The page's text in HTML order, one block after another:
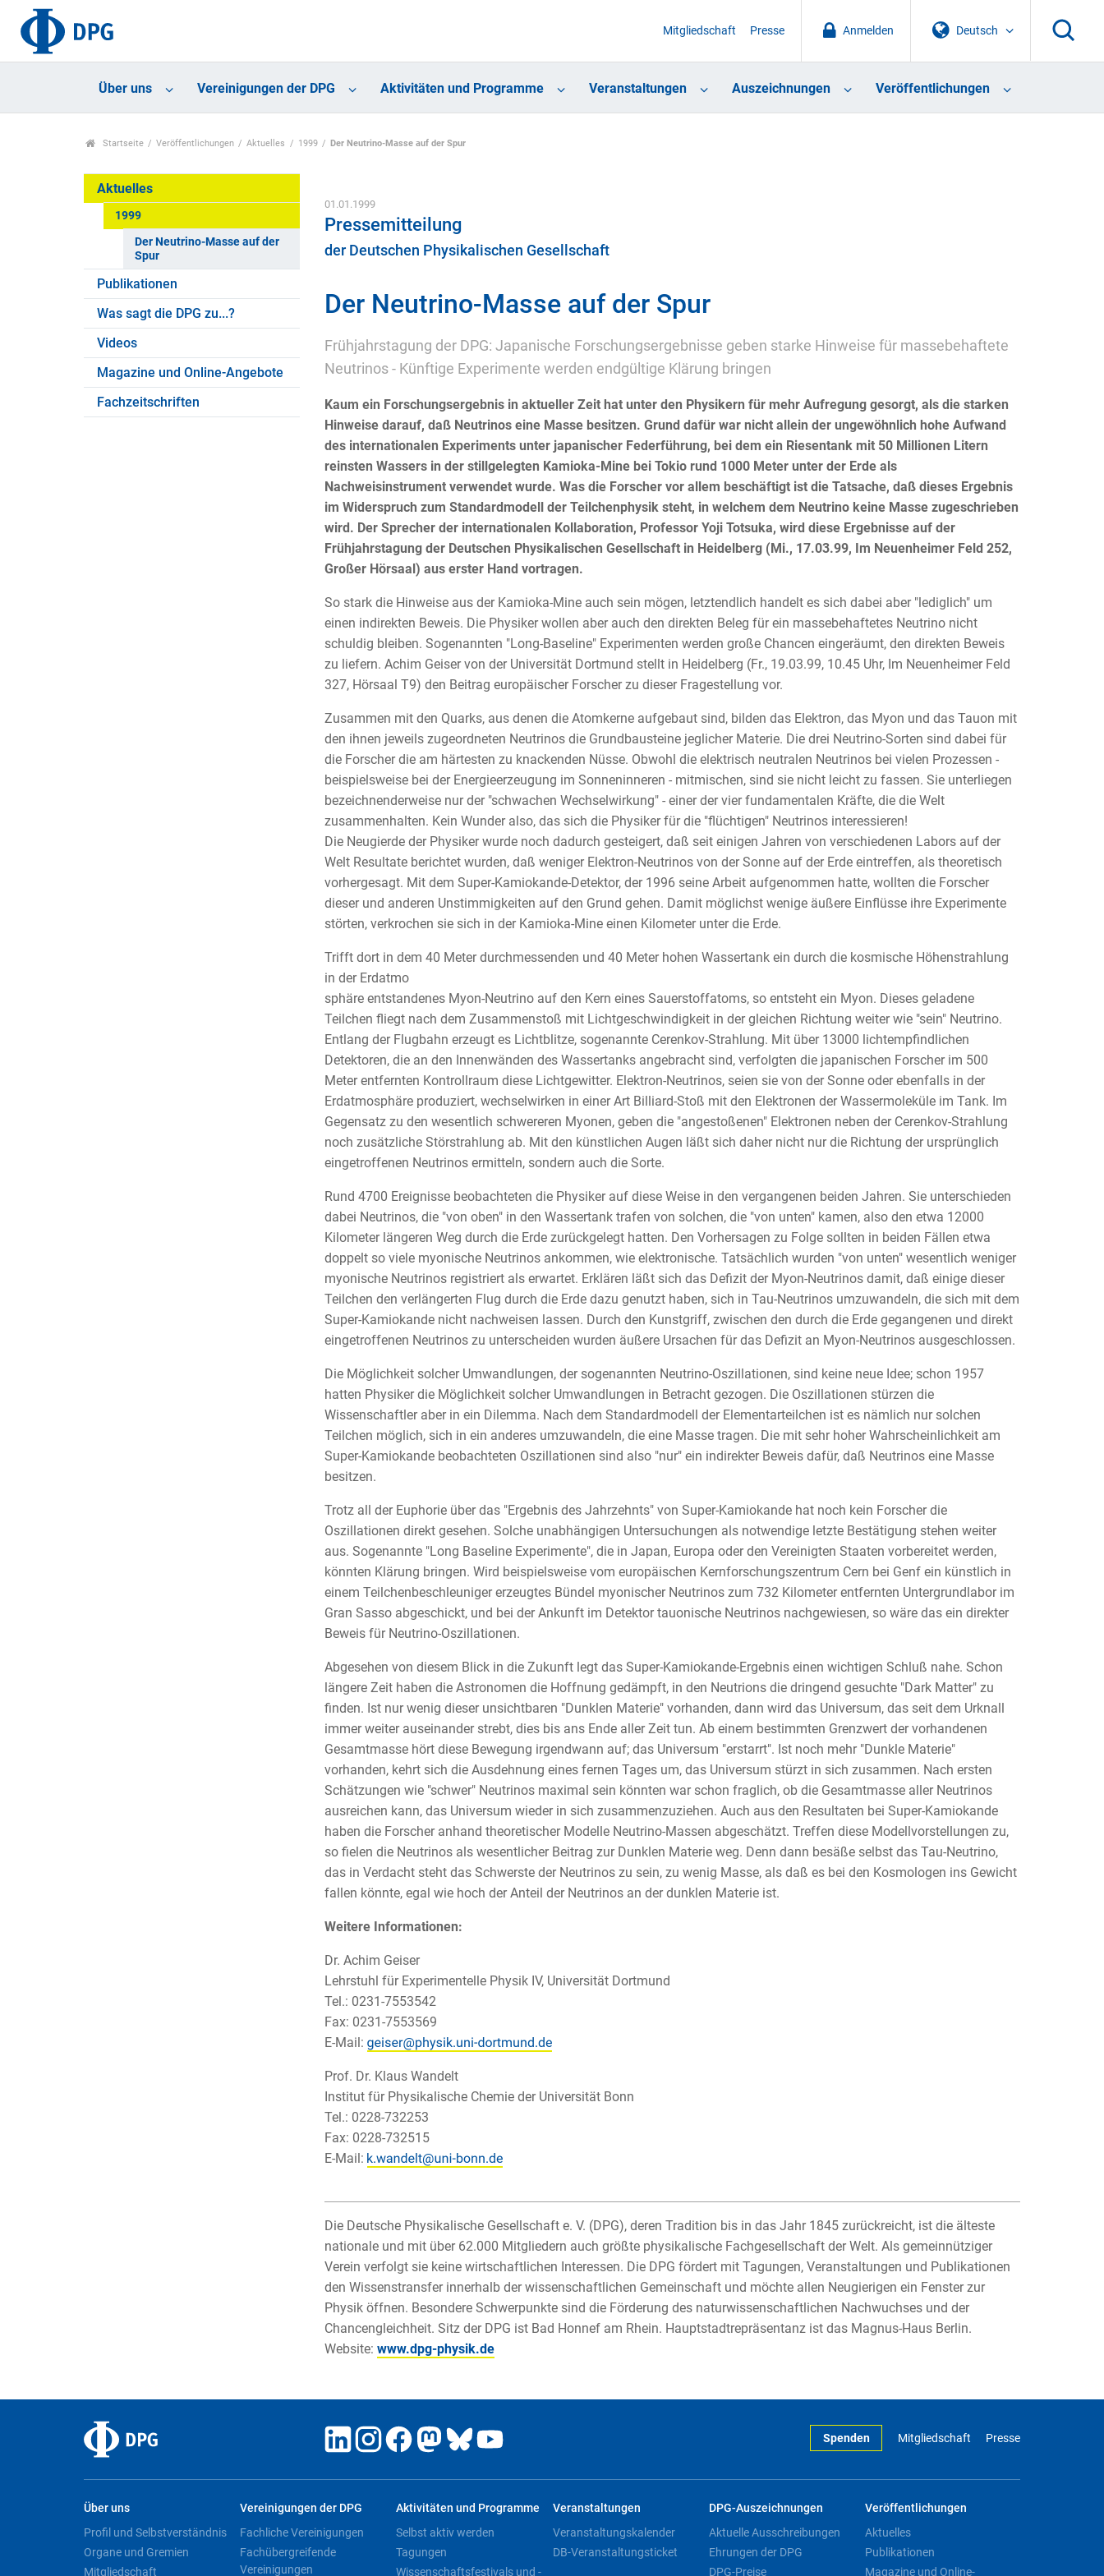
Deutsch
Anmelden
Mitgliedschaft Presse
Über uns Vereinigungen der DPG Aktivitäten und Programme Veranstaltungen Auszeichnungen Veröffentlichungen
Startseite Veröffentlichungen Aktuelles 1999 Der Neutrino-Masse auf der Spur
Aktuelles
1999
Der Neutrino-Masse auf der
Spur
Publikationen
Was sagt die DPG zu...?
Videos
Magazine und Online-Angebote
Fachzeitschriften
01.01.1999
Pressemitteilung
der Deutschen Physikalischen Gesellschaft
Der Neutrino-Masse auf der Spur
Frühjahrstagung der DPG: Japanische Forschungsergebnisse geben starke Hinweise für massebehaftete
Neutrinos - Künftige Experimente werden endgültige Klärung bringen
Kaum ein Forschungsergebnis in aktueller Zeit hat unter den Physikern für mehr Aufregung gesorgt, als die starken
Hinweise darauf, daß Neutrinos eine Masse besitzen. Grund dafür war nicht allein der ungewöhnlich hohe Aufwand
des internationalen Experiments unter japanischer Federführung, bei dem ein Riesentank mit 50 Millionen Litern
reinsten Wassers in der stillgelegten Kamioka-Mine bei Tokio rund 1000 Meter unter der Erde als
Nachweisinstrument verwendet wurde. Was die Forscher vor allem beschäftigt ist die Tatsache, daß dieses Ergebnis
im Widerspruch zum Standardmodell der Teilchenphysik steht, in welchem dem Neutrino keine Masse zugeschrieben
wird. Der Sprecher der internationalen Kollaboration, Professor Yoji Totsuka, wird diese Ergebnisse auf der
Frühjahrstagung der Deutschen Physikalischen Gesellschaft in Heidelberg (Mi., 17.03.99, Im Neuenheimer Feld 252,
Großer Hörsaal) aus erster Hand vortragen.
So stark die Hinweise aus der Kamioka-Mine auch sein mögen, letztendlich handelt es sich dabei aber "lediglich" um
einen indirekten Beweis. Die Physiker wollen aber auch den direkten Beleg für ein massebehaftetes Neutrino nicht
schuldig bleiben. Sogenannten "Long-Baseline" Experimenten werden große Chancen eingeräumt, den direkten Beweis
zu liefern. Achim Geiser von der Universität Dortmund stellt in Heidelberg (Fr., 19.03.99, 10.45 Uhr, Im Neuenheimer Feld
327, Hörsaal T9) den Beitrag europäischer Forscher zu dieser Fragestellung vor.
Zusammen mit den Quarks, aus denen die Atomkerne aufgebaut sind, bilden das Elektron, das Myon und das Tauon mit
den ihnen jeweils zugeordneten Neutrinos die Grundbausteine jeglicher Materie. Die drei Neutrino-Sorten sind dabei für
die Forscher die am härtesten zu knackenden Nüsse. Obwohl die elektrisch neutralen Neutrinos bei vielen Prozessen -
beispielsweise bei der Energieerzeugung im Sonneninneren - mitmischen, sind sie nicht leicht zu fassen. Sie unterliegen
bezeichnenderweise nur der "schwachen Wechselwirkung" - einer der vier fundamentalen Kräfte, die die Welt
zusammenhalten. Kein Wunder also, das sich die Physiker für die "flüchtigen" Neutrinos interessieren!
Die Neugierde der Physiker wurde noch dadurch gesteigert, daß seit einigen Jahren von verschiedenen Labors auf der
Welt Resultate berichtet wurden, daß weniger Elektron-Neutrinos von der Sonne auf der Erde eintreffen, als theoretisch
vorhergesagt. Mit dem Super-Kamiokande-Detektor, der 1996 seine Arbeit aufgenommen hatte, wollten die Forscher
dieser und anderen Unstimmigkeiten auf den Grund gehen. Damit möglichst wenige äußere Einflüsse ihre Experimente
störten, verkrochen sie sich in der Kamioka-Mine einen Kilometer unter die Erde.
Trifft dort in dem 40 Meter durchmessenden und 40 Meter hohen Wassertank ein durch die kosmische Höhenstrahlung
in der Erdatmo
sphäre entstandenes Myon-Neutrino auf den Kern eines Sauerstoffatoms, so entsteht ein Myon. Dieses geladene
Teilchen fliegt nach dem Zusammenstoß mit Lichtgeschwindigkeit in der gleichen Richtung weiter wie "sein" Neutrino.
Entlang der Flugbahn erzeugt es Lichtblitze, sogenannte Cerenkov-Strahlung. Mit über 13000 lichtempfindlichen
Detektoren, die an den Innenwänden des Wassertanks angebracht sind, verfolgten die japanischen Forscher im 500
Meter entfernten Kontrollraum diese Lichtgewitter. Elektron-Neutrinos, seien sie von der Sonne oder ebenfalls in der
Erdatmosphäre produziert, wechselwirken in einer Art Billiard-Stoß mit den Elektronen der Wassermoleküle im Tank. Im
Gegensatz zu den wesentlich schwereren Myonen, geben die "angestoßenen" Elektronen neben der Cerenkov-Strahlung
noch zusätzliche Störstrahlung ab. Mit den künstlichen Augen läßt sich daher nicht nur die Richtung der ursprünglich
eingetroffenen Neutrinos ermitteln, sondern auch die Sorte.
Rund 4700 Ereignisse beobachteten die Physiker auf diese Weise in den vergangenen beiden Jahren. Sie unterschieden
dabei Neutrinos, die "von oben" in den Wassertank trafen von solchen, die "von unten" kamen, also den etwa 12000
Kilometer längeren Weg durch die Erde zurückgelegt hatten. Den Vorhersagen zu Folge sollten in beiden Fällen etwa
doppelt so viele myonische Neutrinos ankommen, wie elektronische. Tatsächlich wurden "von unten" wesentlich weniger
myonische Neutrinos registriert als erwartet. Erklären läßt sich das Defizit der Myon-Neutrinos damit, daß einige dieser
Teilchen den verlängerten Flug durch die Erde dazu genutzt haben, sich in Tau-Neutrinos umzuwandeln, die sich mit dem
Super-Kamiokande nicht nachweisen lassen. Durch den Kunstgriff, zwischen den durch die Erde gegangenen und direkt
eingetroffenen Neutrinos zu unterscheiden wurden äußere Ursachen für das Defizit an Myon-Neutrinos ausgeschlossen.
Die Möglichkeit solcher Umwandlungen, der sogenannten Neutrino-Oszillationen, sind keine neue Idee; schon 1957
hatten Physiker die Möglichkeit solcher Umwandlungen in Betracht gezogen. Die Oszillationen stürzen die
Wissenschaftler aber in ein Dilemma. Nach dem Standardmodell der Elementarteilchen ist es nämlich nur solchen
Teilchen möglich, sich in ein anderes umzuwandeln, die eine Masse tragen. Die mit sehr hoher Wahrscheinlichkeit am
Super-Kamiokande beobachteten Oszillationen sind also "nur" ein indirekter Beweis dafür, daß Neutrinos eine Masse
besitzen.
Trotz all der Euphorie über das "Ergebnis des Jahrzehnts" von Super-Kamiokande hat noch kein Forscher die
Oszillationen direkt gesehen. Solche unabhängigen Untersuchungen als notwendige letzte Bestätigung stehen weiter
aus. Sogenannte "Long Baseline Experimente", die in Japan, Europa oder den Vereinigten Staaten vorbereitet werden,
könnten Klärung bringen. Wird beispielsweise vom europäischen Kernforschungszentrum Cern bei Genf ein künstlich in
einem Teilchenbeschleuniger erzeugtes Bündel myonischer Neutrinos zum 732 Kilometer entfernten Untergrundlabor im
Gran Sasso abgeschickt, und bei der Ankunft im Detektor tauonische Neutrinos nachgewiesen, so wäre das ein direkter
Beweis für Neutrino-Oszillationen.
Abgesehen von diesem Blick in die Zukunft legt das Super-Kamiokande-Ergebnis einen wichtigen Schluß nahe. Schon
längere Zeit haben die Astronomen die Hoffnung gedämpft, in den Neutrions die dringend gesuchte "Dark Matter" zu
finden. Ist nur wenig dieser unsichtbaren "Dunklen Materie" vorhanden, dann wird das Universum, das seit dem Urknall
immer weiter auseinander strebt, dies bis ans Ende aller Zeit tun. Ab einem bestimmten Grenzwert der vorhandenen
Gesamtmasse hört diese Bewegung irgendwann auf; das Universum "erstarrt". Ist noch mehr "Dunkle Materie"
vorhanden, kehrt sich die Ausdehnung eines fernen Tages um, das Universum stürzt in sich zusammen. Nach ersten
Schätzungen wie "schwer" Neutrinos maximal sein könnten war schon fraglich, ob die Gesamtmasse aller Neutrinos
ausreichen kann, das Universum wieder in sich zusammenzuziehen. Auch aus den Resultaten bei Super-Kamiokande
haben die Forscher anhand theoretischer Modelle Neutrino-Massen abgeschätzt. Treffen diese Modellvorstellungen zu,
so fielen die Neutrinos als wesentlicher Beitrag zur Dunklen Materie weg. Denn dann besäße selbst das Tau-Neutrino,
das in Verdacht steht das Schwerste der Neutrinos zu sein, zu wenig Masse, als daß es bei den Kosmologen ins Gewicht
fallen könnte, egal wie hoch der Anteil der Neutrinos an der dunklen Materie ist.
Weitere Informationen:
Dr. Achim Geiser
Lehrstuhl für Experimentelle Physik IV, Universität Dortmund
Tel.: 0231-7553542
Fax: 0231-7553569
E-Mail:
Prof. Dr. Klaus Wandelt
Institut für Physikalische Chemie der Universität Bonn
Tel.: 0228-732253
Fax: 0228-732515
E-Mail:
Die Deutsche Physikalische Gesellschaft e. V. (DPG), deren Tradition bis in das Jahr 1845 zurückreicht, ist die älteste
nationale und mit über 62.000 Mitgliedern auch größte physikalische Fachgesellschaft der Welt. Als gemeinnütziger
Verein verfolgt sie keine wirtschaftlichen Interessen. Die DPG fördert mit Tagungen, Veranstaltungen und Publikationen
den Wissenstransfer innerhalb der wissenschaftlichen Gemeinschaft und möchte allen Neugierigen ein Fenster zur
Physik öffnen. Besondere Schwerpunkte sind die Förderung des naturwissenschaftlichen Nachwuchses und der
Chancengleichheit. Sitz der DPG ist Bad Honnef am Rhein. Hauptstadtrepräsentanz ist das Magnus-Haus Berlin.
Website: www.dpg-physik.de
Spenden Mitgliedschaft Presse
Über uns
Profil und Selbstverständnis
Organe und Gremien
Mitgliedschaft
Vereinigungen der DPG
Fachliche Vereinigungen
Fachübergreifende
Vereinigungen
Aktivitäten und Programme
Selbst aktiv werden
Tagungen
Wissenschaftsfestivals und -
Veranstaltungen
Veranstaltungskalender
DB-Veranstaltungsticket
DPG-Auszeichnungen
Aktuelle Ausschreibungen
Ehrungen der DPG
DPG-Preise
Veröffentlichungen
Aktuelles
Publikationen
Magazine und Online-